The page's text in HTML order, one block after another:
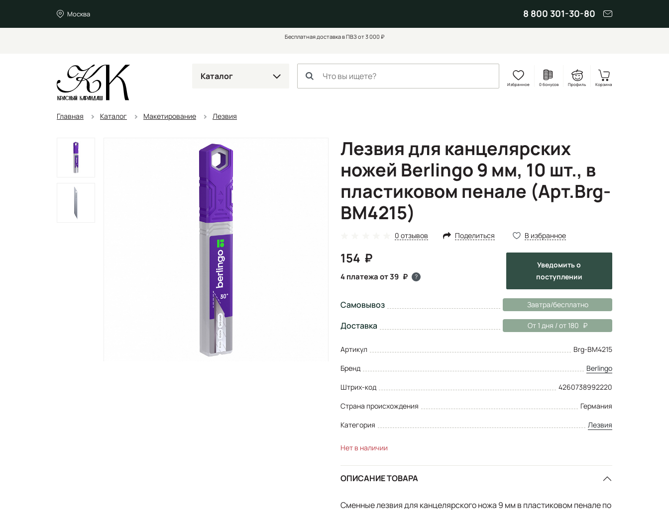
Москва 8 800 301-30-80
Бесплатная доставка в ПВЗ от 3 000 ₽
Каталог
Избранное 0 бонусов Профиль Корзина
Главная Каталог Макетирование Лезвия
Лезвия для канцелярских
ножей Berlingo 9 мм, 10 шт., в
пластиковом пенале (Арт.Brg-
BM4215)
0 отзывов Поделиться В избранное
154
4 платежа от 39 ?
Уведомитьо
поступлении
Самовывоз Завтра/бесплатно
Доставка От 1 дня / от 180
Артикул
Brg-BM4215
Бренд
Berlingo
Штрих-код
4260738992220
Страна происхождения
Германия
Категория
Лезвия
Нет в наличии
ОПИСАНИЕ ТОВАРА
Сменные лезвия для канцелярского ножа 9 мм в пластиковом пенале по